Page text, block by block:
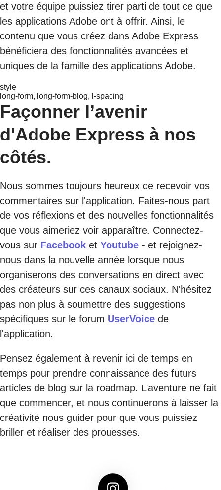
et votre équipe puissiez tirer parti de tout ce que
les applications Adobe ont à offrir. Ainsi, le
contenu que vous créez dans Adobe Express
bénéficiera des fonctionnalités avancées et
uniques de la famille des applications Adobe.
style
long-form, long-form-blog, l-spacing
Façonner l’avenir
d'Adobe Express à nos
côtés.
Nous sommes toujours heureux de recevoir vos
commentaires sur l'application. Faites-nous part
de vos réflexions et des nouvelles fonctionnalités
que vous aimeriez voir apparaître. Connectez-
vous sur Facebook et Youtube - et rejoignez-
nous dans la nouvelle année lorsque nous
organiserons des conversations en direct avec
des créateurs sur ces canaux sociaux. N'hésitez
pas non plus à soumettre des suggestions
spécifiques sur le forum UserVoice de
l'application.
Pensez également à revenir ici de temps en
temps pour prendre connaissance des futurs
articles de blog sur la roadmap. L’aventure ne fait
que commencer, et nous continuerons à laisser la
créativité nous guider pour que vous puissiez
briller et réaliser des prouesses.